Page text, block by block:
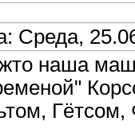
Среда,
наша